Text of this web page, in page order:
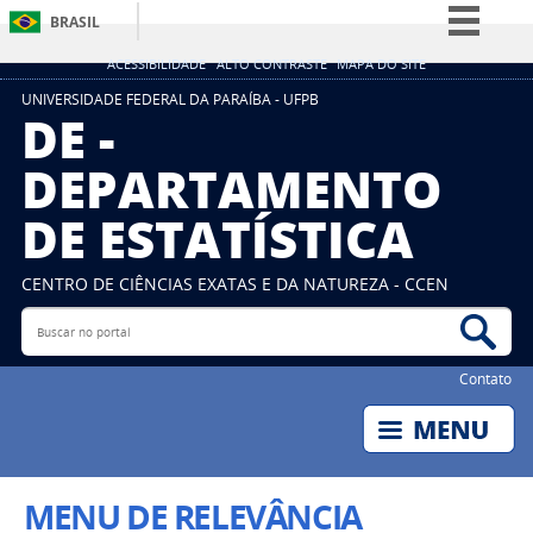
ACESSIBILIDADE ALTO CONTRASTE MAPA DO SITE
BRASIL
Simplifique!
Acesso à informação
Legislação
Canais
UNIVERSIDADE FEDERAL DA PARAÍBA - UFPB
DE -
DEPARTAMENTO
DE ESTATÍSTICA
CENTRO DE CIÊNCIAS EXATAS E DA NATUREZA - CCEN
Buscar no portal
Contato
MENU DE RELEVÂNCIA